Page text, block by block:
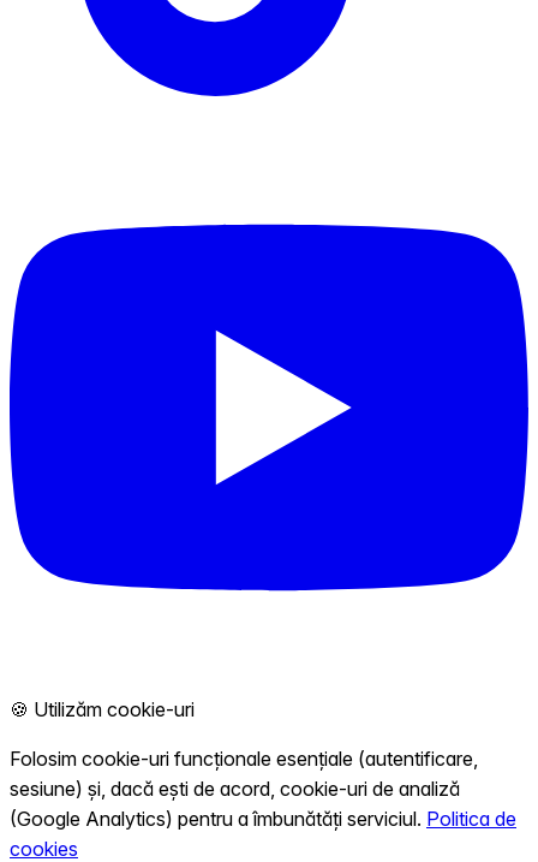
🍪 Utilizăm cookie-uri
Folosim cookie-uri funcționale esențiale (autentificare,
sesiune) și, dacă ești de acord, cookie-uri de analiză
(Google Analytics) pentru a îmbunătăți serviciul. Politica de
cookies